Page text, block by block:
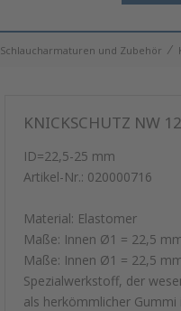
Schlaucharmaturen und Zubehör ⁄
KNICKSCHUTZ NW
ID=22,5-25 mm
Artikel-Nr.: 020000716
Material: Elastomer
Maße: Innen Ø1 = 22,5
Maße: Innen Ø1 = 22,5
Spezialwerkstoff, der
als herkömmlicher Gummi